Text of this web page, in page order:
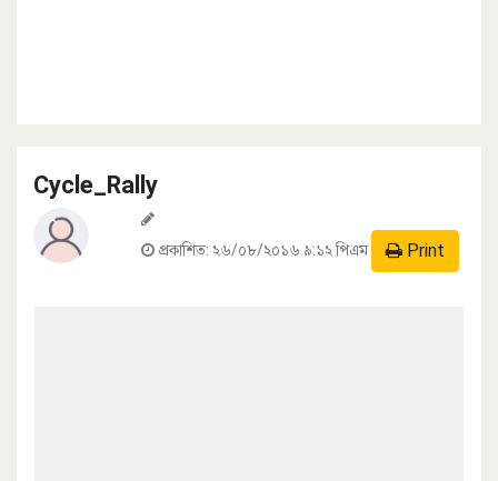
Cycle_Rally
প্রকাশিত: ২৬/০৮/২০১৬ ৯:১২ পিএম Print